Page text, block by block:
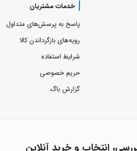
خدمات مشتریان
پاسخ به پرسش‌های متداول
رویه‌های بازگرداندن کالا
شرایط استفاده
حریم خصوصی
گزارش باگ